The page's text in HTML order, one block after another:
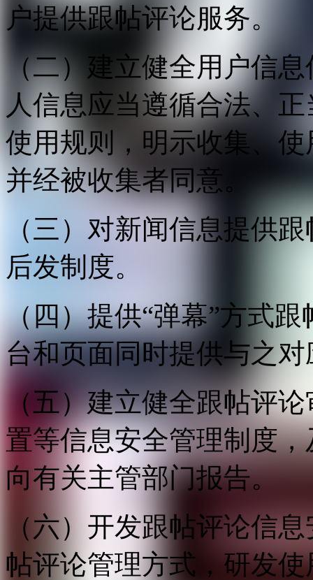
户提供跟帖评论服务。
（二）建立健全用户信
人信息应当遵循合法、
使用规则，明示收集、
并经被收集者同意。
（三）对新闻信息提供
后发制度。
（四）提供“弹幕”方式
台和页面同时提供与之
（五）建立健全跟帖评
置等信息安全管理制度
向有关主管部门报告。
（六）开发跟帖评论信
帖评论管理方式，研发